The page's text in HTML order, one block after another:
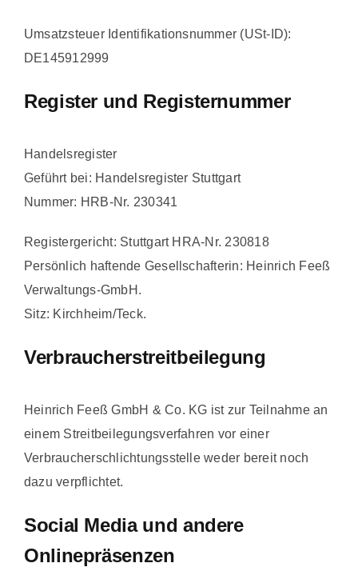
Umsatzsteuer Identifikationsnummer (USt-ID):
DE145912999
Register und Registernummer
Handelsregister
Geführt bei: Handelsregister Stuttgart
Nummer: HRB-Nr. 230341
Registergericht: Stuttgart HRA-Nr. 230818
Persönlich haftende Gesellschafterin: Heinrich Feeß
Verwaltungs-GmbH.
Sitz: Kirchheim/Teck.
Verbraucherstreitbeilegung
Heinrich Feeß GmbH & Co. KG ist zur Teilnahme an
einem Streitbeilegungsverfahren vor einer
Verbraucherschlichtungsstelle weder bereit noch
dazu verpflichtet.
Social Media und andere
Onlinepräsenzen